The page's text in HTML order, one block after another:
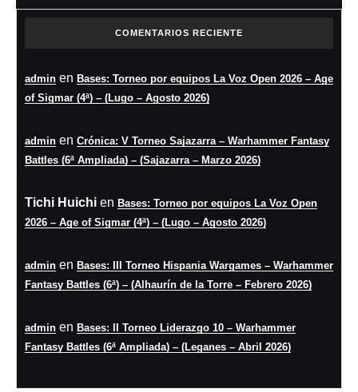
COMENTARIOS RECIENTE
admin en Bases: Torneo por equipos La Voz Open 2026 – Age
of Sigmar (4ª) – (Lugo – Agosto 2026)
admin en Crónica: V Torneo Sajazarra – Warhammer Fantasy
Battles (6ª Ampliada) – (Sajazarra – Marzo 2026)
Tichi Huichi en Bases: Torneo por equipos La Voz Open
2026 – Age of Sigmar (4ª) – (Lugo – Agosto 2026)
admin en Bases: III Torneo Hispania Wargames – Warhammer
Fantasy Battles (6ª) – (Alhaurín de la Torre – Febrero 2026)
admin en Bases: II Torneo Liderazgo 10 – Warhammer
Fantasy Battles (6ª Ampliada) – (Leganes – Abril 2026)